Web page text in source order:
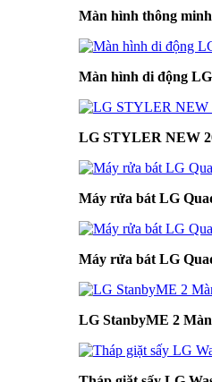
Màn hình thông
Màn hình di động
LG STYLER NEW
Máy rửa bát LG
Máy rửa bát LG
LG StanbyME 2